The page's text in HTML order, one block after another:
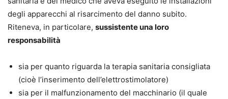
Perché acquistarlo
In un contesto in rapida evoluzione, segnato
dall’adeguamento delle coperture assicurative sanitarie,
disporre di un quadro aggiornato è essenziale per evitare
errori interpretativi e affrontare con sicurezza le
degli apparecchi al risarcimento del danno subito.
Riteneva, in particolare, sussistente una loro
responsabilità
sia per quanto riguarda la terapia sanitaria consigliata
(cioè l’inserimento dell’elettrostimolatore)
sia per il malfunzionamento del macchinario (il quale